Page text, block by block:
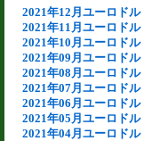
2021年12月ユーロドル
2021年11月ユーロドル
2021年10月ユーロドル
2021年09月ユーロドル
2021年08月ユーロドル
2021年07月ユーロドル
2021年06月ユーロドル
2021年05月ユーロドル
2021年04月ユーロドル